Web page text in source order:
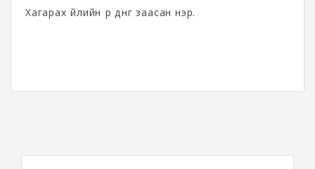
Хагарах үйлийн үр дүнг заасан нэр.